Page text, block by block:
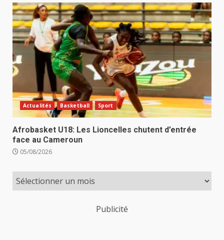
Actualités Basketball Sport
Afrobasket U18: Les Lioncelles chutent d’entrée
face au Cameroun
05/08/2026
Publicité